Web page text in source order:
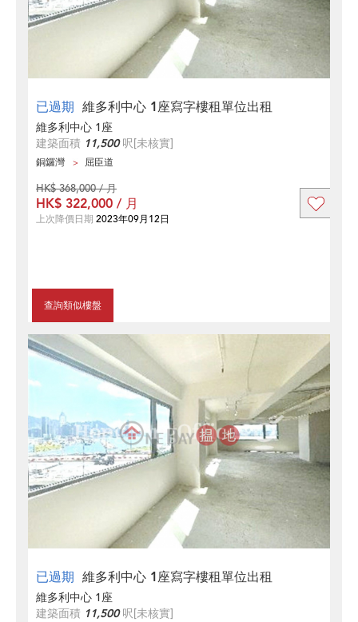
已過期 維多利中心 1座寫字樓租單位出租
維多利中心 1座
建築面積 11,500呎[未核實]
銅鑼灣 屈臣道
查詢類似樓盤
HK$ 368,000 / 月
HK$ 322,000 / 月
上次降價日期 2023年09月12日
已過期 維多利中心 1座寫字樓租單位出租
維多利中心 1座
建築面積 11,500呎[未核實]